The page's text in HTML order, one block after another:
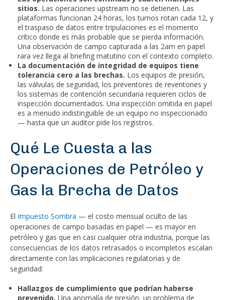
sitios. Las operaciones upstream no se detienen. Las
plataformas funcionan 24 horas, los turnos rotan cada 12, y
el traspaso de datos entre tripulaciones es el momento
crítico donde es más probable que se pierda información.
Una observación de campo capturada a las 2am en papel
rara vez llega al briefing matutino con el contexto completo.
La documentación de integridad de equipos tiene
tolerancia cero a las brechas. Los equipos de presión,
las válvulas de seguridad, los preventores de reventones y
los sistemas de contención secundaria requieren ciclos de
inspección documentados. Una inspección omitida en papel
es a menudo indistinguible de un equipo no inspeccionado
— hasta que un auditor pide los registros.
Qué Le Cuesta a las
Operaciones de Petróleo y
Gas la Brecha de Datos
El Impuesto Sombra — el costo mensual oculto de las
operaciones de campo basadas en papel — es mayor en
petróleo y gas que en casi cualquier otra industria, porque las
consecuencias de los datos retrasados o incompletos escalan
directamente con las implicaciones regulatorias y de
seguridad:
Hallazgos de cumplimiento que podrían haberse
prevenido. Una anomalía de presión, un problema de